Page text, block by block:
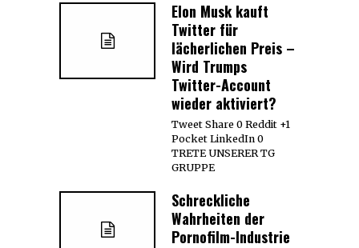
Elon Musk kauft
Twitter für
lächerlichen Preis –
Wird Trumps
Twitter-Account
wieder aktiviert?
Tweet Share 0 Reddit +1
Pocket LinkedIn 0
TRETE UNSERER TG
GRUPPE
Schreckliche
Wahrheiten der
Pornofilm-Industrie